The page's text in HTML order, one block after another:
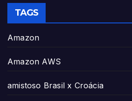
TAGS
Amazon
Amazon AWS
amistoso Brasil x Croácia